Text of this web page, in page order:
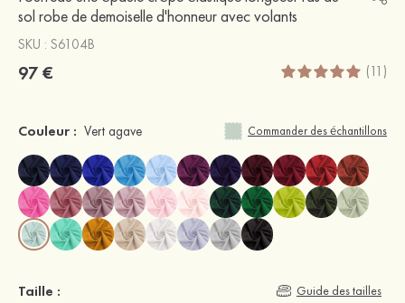
sol robe de demoiselle d'honneur avec volants
SKU : S6104B
97 € (11)
Couleur : Vert agave Commander des échantillons
Taille : Guide des tailles